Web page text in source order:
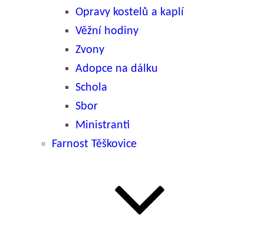
Opravy kostelů a kaplí
Věžní hodiny
Zvony
Adopce na dálku
Schola
Sbor
Ministranti
Farnost Těškovice